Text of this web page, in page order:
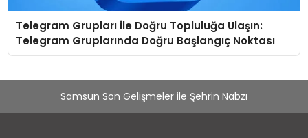
Telegram Grupları ile Doğru Topluluğa Ulaşın:
Telegram Gruplarında Doğru Başlangıç Noktası
Samsun Son Gelişmeler ile Şehrin Nabzı